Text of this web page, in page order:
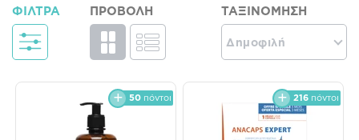
ΦΊΛΤΡΑ ΠΡΟΒΟΛΉ ΤΑΞΙΝΌΜΗΣΗ
Δημοφιλή
50 πόντοι 216 πόντοι